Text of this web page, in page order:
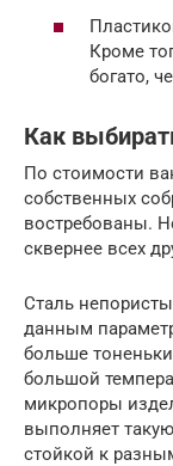
Кроме
богато,
Как
По стоимости
собственных
востребованы.
сквернее всех
Сталь
данным
больше
большой
микропоры
выполняет
стойкой к